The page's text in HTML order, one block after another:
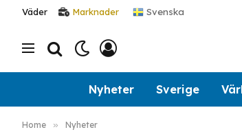
Väder Marknader Svenska
Nyheter Sverige
Home » Nyheter